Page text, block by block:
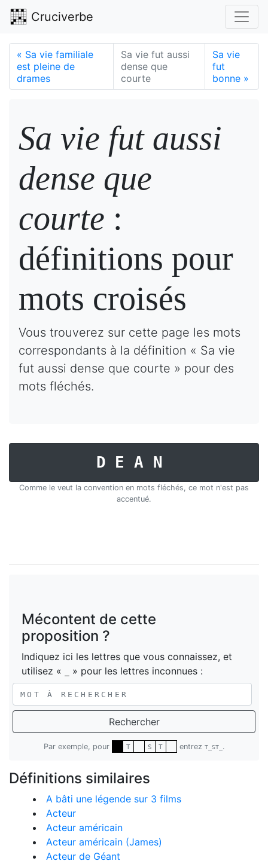
Cruciverbe
« Sa vie familiale
est pleine de
drames
Sa vie fut aussi
dense que
courte
Sa vie
fut
bonne »
Sa vie fut aussi
dense que
courte :
définitions pour
mots croisés
Vous trouverez sur cette page les mots
correspondants à la définition « Sa vie
fut aussi dense que courte » pour des
mots fléchés.
DEAN
Comme le veut la convention en mots fléchés, ce mot n'est pas
accentué.
Mécontent de cette
proposition ?
Indiquez ici les lettres que vous connaissez, et
utilisez «
» pour les lettres inconnues :
Rechercher
Par exemple, pour T S T entrez T_ST_ .
Définitions similaires
A bâti une légende sur 3 films
Acteur
Acteur américain
Acteur américain (James)
Acteur de Géant